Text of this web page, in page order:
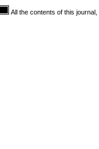
All the contents of this